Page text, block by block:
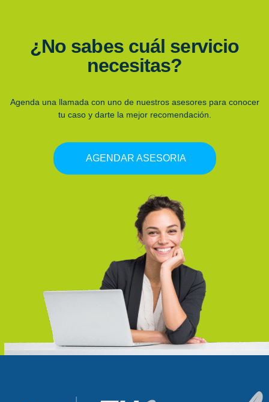
¿No sabes cuál servicio
necesitas?
Agenda una llamada con uno de nuestros asesores para conocer
tu caso y darte la mejor recomendación.
AGENDAR ASESORIA